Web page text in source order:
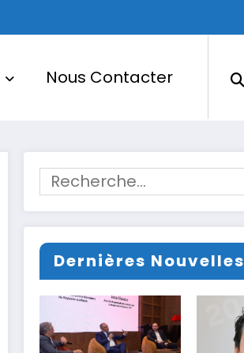
Nous Contacter
Dernières Nouvelles